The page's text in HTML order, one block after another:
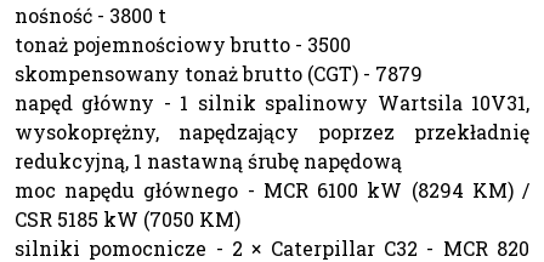
nośność - 3800 t
tonaż pojemnościowy brutto - 3500
skompensowany tonaż brutto (CGT) - 7879
napęd główny - 1 silnik spalinowy Wartsila 10V31,
wysokoprężny, napędzający poprzez przekładnię
redukcyjną, 1 nastawną śrubę napędową
moc napędu głównego - MCR 6100 kW (8294 KM) /
CSR 5185 kW (7050 KM)
silniki pomocnicze - 2 × Caterpillar C32 - MCR 820